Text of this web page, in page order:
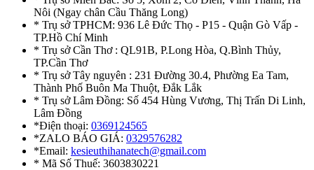
Nôi (Ngay chân Cầu Thăng Long)
* Trụ sở TPHCM: 936 Lê Đức Thọ - P15 - Quận Gò Vấp -
TP.Hồ Chí Minh
* Trụ sở Cần Thơ : QL91B, P.Long Hòa, Q.Bình Thủy,
TP.Cần Thơ
* Trụ sở Tây nguyên : 231 Đường 30.4, Phường Ea Tam,
Thành Phố Buôn Ma Thuột, Đắk Lắk
* Trụ sở Lâm Đồng: Số 454 Hùng Vương, Thị Trấn Di Linh,
Lâm Đồng
*Điện thoại: 0369124565
*ZALO BÁO GIÁ: 0329576282
*Email: kesieuthihanatech@gmail.com
* Mã Số Thuế: 3603830221